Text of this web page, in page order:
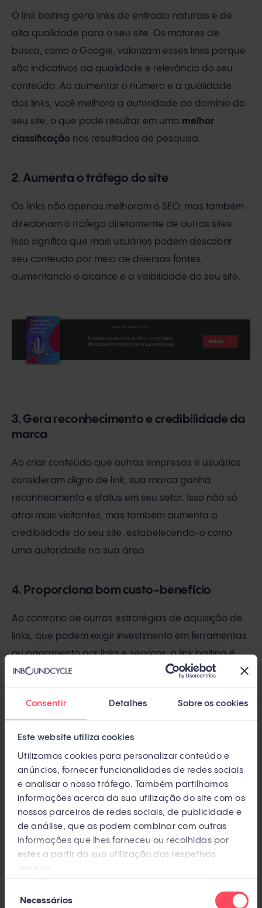
Consentir Detalhes Sobre os cookies
Este website utiliza cookies
Utilizamos cookies para personalizar conteúdo e
anúncios, fornecer funcionalidades de redes sociais
e analisar o nosso tráfego. Também partilhamos
informações acerca da sua utilização do site com os
nossos parceiros de redes sociais, de publicidade e
de análise, que as podem combinar com outras
informações que lhes forneceu ou recolhidas por
estes a partir da sua utilização dos respetivos
deNecessários
O link baiting gera links de entrada naturais e de
alta qualidade para o seu site. Os motores de
busca, como o Google, valorizam esses links porque
são indicativos da qualidade e relevância do seu
conteúdo. Ao aumentar o número e a qualidade
dos links, você melhora a autoridade do domínio do
seu site, o que pode resultar em uma melhor
classificação nos resultados de pesquisa.
2. Aumenta o tráfego do site
Os links não apenas melhoram o SEO, mas também
direcionam o tráfego diretamente de outros sites.
Isso significa que mais usuários podem descobrir
seu conteúdo por meio de diversas fontes,
aumentando o alcance e a visibilidade do seu site.
3. Gera reconhecimento e credibilidade da
marca
Ao criar conteúdo que outras empresas e usuários
consideram digno de link, sua marca ganha
reconhecimento e status em seu setor. Isso não só
atrai mais visitantes, mas também aumenta a
credibilidade do seu site, estabelecendo-o como
uma autoridade na sua área.
4. Proporciona bom custo-benefício
Ao contrário de outras estratégias de aquisição de
links, que podem exigir investimento em ferramentas
ou pagamento por links e serviços, o link baiting é
baseado na criação de conteúdo. Embora haja um
retorno do investimento é, muitas vezes, maior, pois
gerando links por um longo período sem custos
adicionais.
5. Gera links sustentáveis
Conteúdos excepcionalmente bons permanecem
relevantes e úteis por muito tempo, atraindo links
continuamente. Isso é especialmente válido para
independentemente das tendências ou do tempo.